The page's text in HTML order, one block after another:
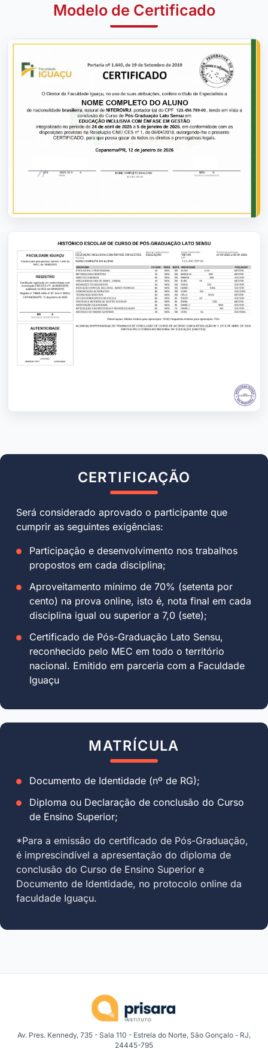
Modelo de Certificado
CERTIFICAÇÃO
Será considerado aprovado o participante que
cumprir as seguintes exigências:
Participação e desenvolvimento nos trabalhos
propostos em cada disciplina;
Aproveitamento mínimo de 70% (setenta por
cento) na prova online, isto é, nota final em cada
disciplina igual ou superior a 7,0 (sete);
Certificado de Pós-Graduação Lato Sensu,
reconhecido pelo MEC em todo o território
nacional. Emitido em parceria com a Faculdade
Iguaçu
MATRÍCULA
Documento de Identidade (nº de RG);
Diploma ou Declaração de conclusão do Curso
de Ensino Superior;
*Para a emissão do certificado de Pós-Graduação,
é imprescindível a apresentação do diploma de
conclusão do Curso de Ensino Superior e
Documento de Identidade, no protocolo online da
faculdade Iguaçu.
Av. Pres. Kennedy, 735 - Sala 110 - Estrela do Norte, São Gonçalo - RJ,
24445-795